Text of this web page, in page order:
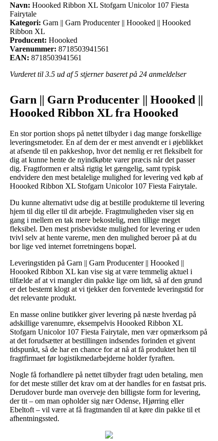
Navn: Hoooked Ribbon XL Stofgarn Unicolor 107 Fiesta
Fairytale
Kategori: Garn || Garn Producenter || Hoooked || Hoooked
Ribbon XL
Producent: Hoooked
Varenummer: 8718503941561
EAN: 8718503941561
Vurderet til 3.5 ud af 5 stjerner baseret på 24 anmeldelser
Garn || Garn Producenter || Hoooked ||
Hoooked Ribbon XL fra Hoooked
En stor portion shops på nettet tilbyder i dag mange forskellige
leveringsmetoder. En af dem der er mest anvendt er i øjeblikket
at afsende til en pakkeshop, hvor det nemlig er ret fleksibelt for
dig at kunne hente de nyindkøbte varer præcis når det passer
dig. Fragtformen er altså rigtig let gængelig, samt typisk
endvidere den mest betalelige mulighed for levering ved køb af
Hoooked Ribbon XL Stofgarn Unicolor 107 Fiesta Fairytale.
Du kunne alternativt udse dig at bestille produkterne til levering
hjem til dig eller til dit arbejde. Fragtmuligheden viser sig en
gang i mellem en tak mere bekostelig, men tillige meget
fleksibel. Den mest prisbevidste mulighed for levering er uden
tvivl selv at hente varerne, men den mulighed beroer på at du
bor lige ved internet forretningens bopæl.
Leveringstiden på Garn || Garn Producenter || Hoooked ||
Hoooked Ribbon XL kan vise sig at være temmelig aktuel i
tilfælde af at vi mangler din pakke lige om lidt, så af den grund
er det bestemt klogt at vi tjekker den forventede leveringstid for
det relevante produkt.
En masse online butikker giver levering på næste hverdag på
adskillige varenumre, eksempelvis Hoooked Ribbon XL
Stofgarn Unicolor 107 Fiesta Fairytale, men vær opmærksom på
at det forudsætter at bestillingen indsendes forinden et givent
tidspunkt, så de har en chance for at nå at få produktet hen til
fragtfirmaet før logistikmedarbejderne holder fyraften.
Nogle få forhandlere på nettet tilbyder fragt uden betaling, men
for det meste stiller det krav om at der handles for en fastsat pris.
Derudover burde man overveje den billigste form for levering,
der tit – om man opholder sig nær Odense, Hjørring eller
Ebeltoft – vil være at få fragtmanden til at køre din pakke til et
afhentningssted.